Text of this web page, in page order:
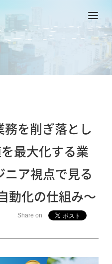
務を削ぎ落とし
最大化する業
ニア視点で見る
動化の仕組み〜
Share on